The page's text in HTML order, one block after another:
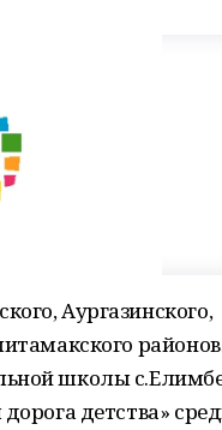
Аургазинского,
школы
детства»